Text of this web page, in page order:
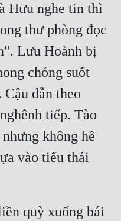
Hưu nghe tin thì
thư phòng đọc
Lưu Hoành bị
chóng suốt
dẫn theo
tiếp. Tào
không hề
vào tiểu thái
quỳ xuống bái